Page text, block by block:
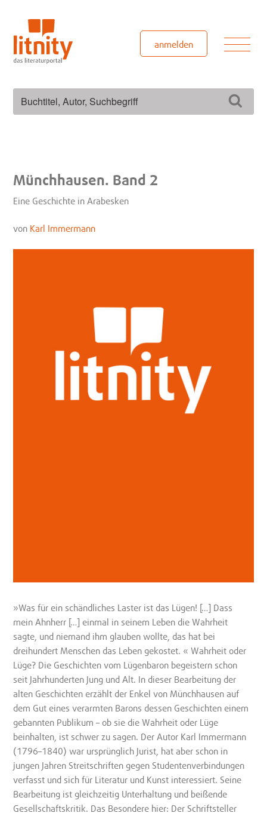
springen
anmelden
Münchhausen. Band 2
Eine Geschichte in Arabesken
von Karl Immermann
»Was für ein schändliches Laster ist das Lügen! […] Dass
mein Ahnherr […] einmal in seinem Leben die Wahrheit
sagte, und niemand ihm glauben wollte, das hat bei
dreihundert Menschen das Leben gekostet. « Wahrheit oder
Lüge? Die Geschichten vom Lügenbaron begeistern schon
seit Jahrhunderten Jung und Alt. In dieser Bearbeitung der
alten Geschichten erzählt der Enkel von Münchhausen auf
dem Gut eines verarmten Barons dessen Geschichten einem
gebannten Publikum – ob sie die Wahrheit oder Lüge
beinhalten, ist schwer zu sagen. Der Autor Karl Immermann
(1796–1840) war ursprünglich Jurist, hat aber schon in
jungen Jahren Streitschriften gegen Studentenverbindungen
verfasst und sich für Literatur und Kunst interessiert. Seine
Bearbeitung ist gleichzeitig Unterhaltung und beißende
Gesellschaftskritik. Das Besondere hier: Der Schriftsteller